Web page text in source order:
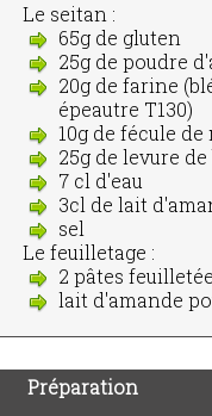
Le seitan :
65g de gluten
25g de poudre
20g de farine
épeautre T130)
10g de fécule de
25g de levure
7 cl d'eau
3cl de lait
sel
Le feuilletage :
2 pâtes feuilletée
lait d'amande
Préparation